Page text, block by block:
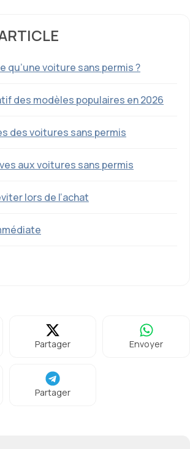
qu’une voiture sans permis ?
des modèles populaires en 2026
des voitures sans permis
aux voitures sans permis
lors de l’achat
Partager Envoyer
Partager